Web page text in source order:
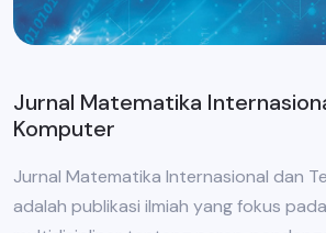
Jurnal Matematika
Komputer
Jurnal Matematika Internasional dan
adalah publikasi ilmiah yang fokus